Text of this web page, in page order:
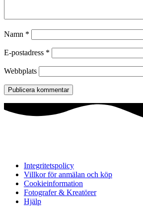
Namn *
E-postadress *
Webbplats
Integritetspolicy
Villkor för anmälan och köp
Cookieinformation
Fotografer & Kreatörer
Hjälp